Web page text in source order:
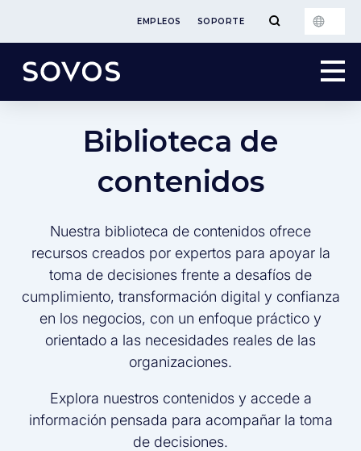
EMPLEOS SOPORTE
Biblioteca de
contenidos
Nuestra biblioteca de contenidos ofrece
recursos creados por expertos para apoyar la
toma de decisiones frente a desafíos de
cumplimiento, transformación digital y confianza
en los negocios, con un enfoque práctico y
orientado a las necesidades reales de las
organizaciones.
Explora nuestros contenidos y accede a
información pensada para acompañar la toma
de decisiones.